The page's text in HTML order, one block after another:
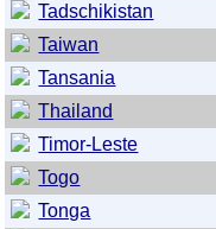
Tadschikistan
Taiwan
Tansania
Thailand
Timor-Leste
Togo
Tonga